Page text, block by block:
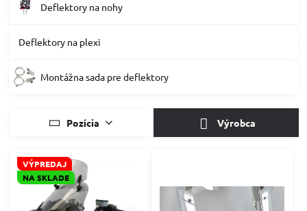
Deflektory na nohy
Deflektory na plexi
Montážna sada pre deflektory
Pozícia Výrobca
VÝPREDAJ
NA SKLADE